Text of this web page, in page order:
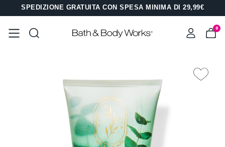
SPEDIZIONE GRATUITA CON SPESA MINIMA DI 29,99€
0